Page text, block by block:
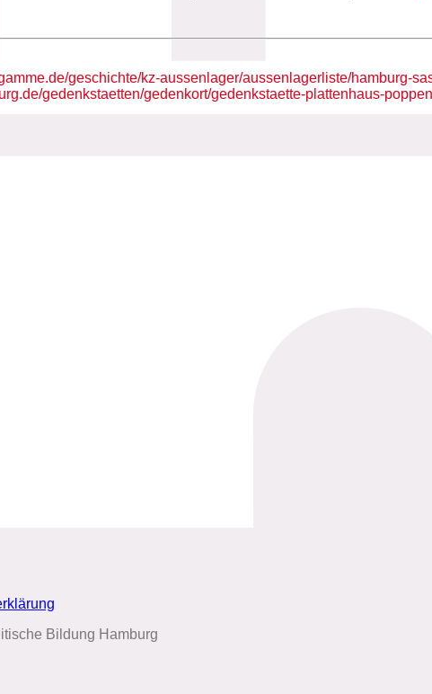
geschichte/kz-aussenlager/aussenlagerliste/hamburg-
gedenkstaetten/gedenkort/gedenkstaette-plattenhaus-
Bildung Hamburg